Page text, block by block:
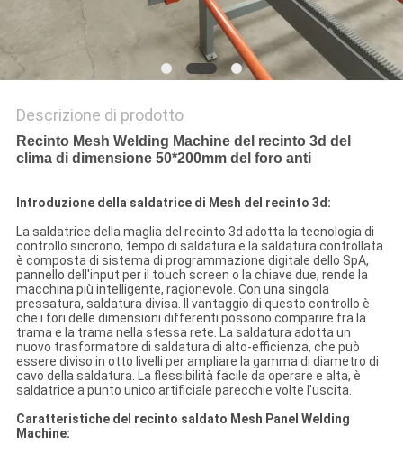
PRIVACY
POLICY
Descrizione di prodotto
Recinto Mesh Welding Machine del recinto 3d del
clima di dimensione 50*200mm del foro anti
Introduzione della saldatrice di Mesh del recinto 3d:
La saldatrice della maglia del recinto 3d adotta la tecnologia di
controllo sincrono, tempo di saldatura e la saldatura controllata
è composta di sistema di programmazione digitale dello SpA,
pannello dell'input per il touch screen o la chiave due, rende la
macchina più intelligente, ragionevole. Con una singola
pressatura, saldatura divisa. Il vantaggio di questo controllo è
che i fori delle dimensioni differenti possono comparire fra la
trama e la trama nella stessa rete. La saldatura adotta un
nuovo trasformatore di saldatura di alto-efficienza, che può
essere diviso in otto livelli per ampliare la gamma di diametro di
cavo della saldatura. La flessibilità facile da operare e alta, è
saldatrice a punto unico artificiale parecchie volte l'uscita.
Caratteristiche del recinto saldato Mesh Panel Welding
Machine: